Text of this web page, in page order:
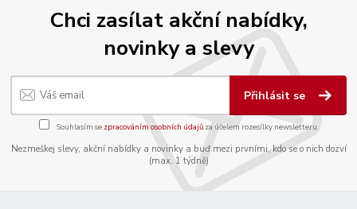
Chci zasílat akční nabídky,
novinky a slevy
Přihlásit se
Souhlasím se zpracováním osobních údajůza účelem rozesílky newsletteru.
Nezmeškej slevy, akční nabídky a novinky a buď mezi prvními, kdo se o nich dozví
(max. 1 týdně)